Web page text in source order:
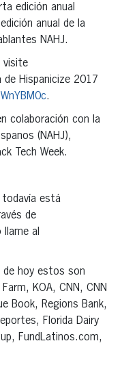
edición anual
anual de la
NAHJ.
visite
de Hispanicize 2017
.
colaboración con la
(NAHJ),
Tech Week.
todavía está
de
llame al
de hoy estos son
KOA, CNN, CNN
Book, Regions Bank,
Florida Dairy
FundLatinos.com,